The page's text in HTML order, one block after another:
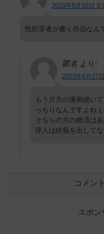
2020年8月10日
性犯罪者が書く作品なん
匿名 より:
2023年6月27
もう片方の漫画描い
っちりなんですよねぇ
そちらの方の救済は
理人は続報を出して
コメン
スポン